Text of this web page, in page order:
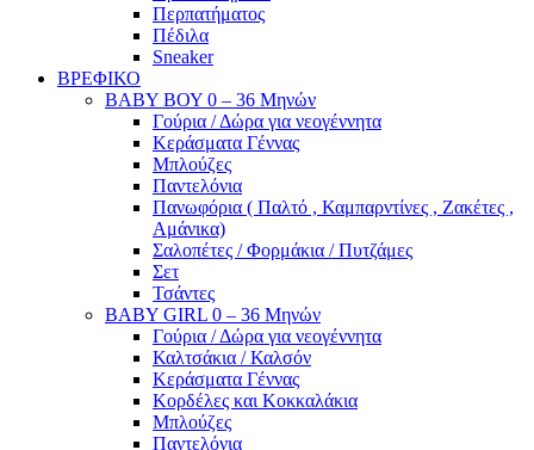
Περπατήματος
Πέδιλα
Sneaker
ΒΡΕΦΙΚΟ
ΒΑΒΥ ΒΟΥ 0 – 36 Μηνών
Γούρια / Δώρα για νεογέννητα
Κεράσματα Γέννας
Μπλούζες
Παντελόνια
Πανωφόρια ( Παλτό , Καμπαρντίνες , Ζακέτες ,
Αμάνικα)
Σαλοπέτες / Φορμάκια / Πυτζάμες
Σετ
Τσάντες
BABY GIRL 0 – 36 Μηνών
Γούρια / Δώρα για νεογέννητα
Καλτσάκια / Καλσόν
Κεράσματα Γέννας
Κορδέλες και Κοκκαλάκια
Μπλούζες
Παντελόνια